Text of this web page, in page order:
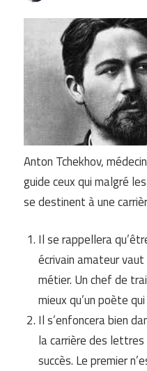
Anton Tchekhov,
guide ceux qui malgré
se destinent à une
Il se rappellera
écrivain amateur
métier. Un chef de
mieux qu’un poète
Il s’enfoncera bien
la carrière des
succès. Le premier